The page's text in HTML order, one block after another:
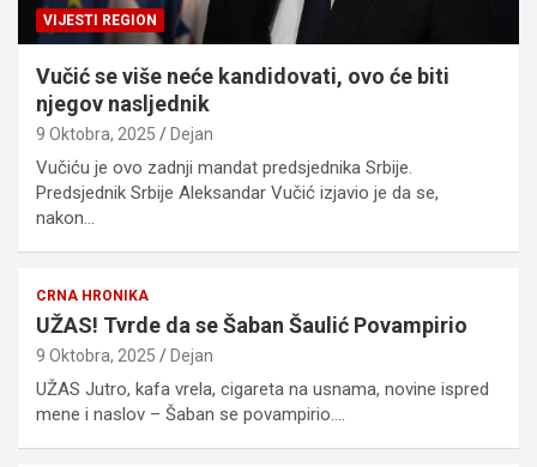
VIJESTI REGION
Vučić se više neće kandidovati, ovo će biti
njegov nasljednik
9 Oktobra, 2025 Dejan
Vučiću je ovo zadnji mandat predsjednika Srbije.
Predsjednik Srbije Aleksandar Vučić izjavio je da se,
nakon…
CRNA HRONIKA
UŽAS! Tvrde da se Šaban Šaulić Povampirio
9 Oktobra, 2025 Dejan
UŽAS Jutro, kafa vrela, cigareta na usnama, novine ispred
mene i naslov – Šaban se povampirio.…